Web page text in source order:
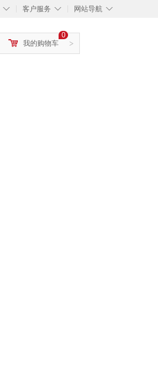
◇ ◇
客户服务 ◇
网站导航
>
0
我的购物车